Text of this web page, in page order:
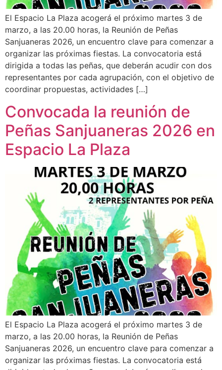
El Espacio La Plaza acogerá el próximo martes 3 de
marzo, a las 20.00 horas, la Reunión de Peñas
Sanjuaneras 2026, un encuentro clave para comenzar a
organizar las próximas fiestas. La convocatoria está
dirigida a todas las peñas, que deberán acudir con dos
representantes por cada agrupación, con el objetivo de
coordinar propuestas, actividades […]
Convocada la reunión de
Peñas Sanjuaneras 2026 en
Espacio La Plaza
El Espacio La Plaza acogerá el próximo martes 3 de
marzo, a las 20.00 horas, la Reunión de Peñas
Sanjuaneras 2026, un encuentro clave para comenzar a
organizar las próximas fiestas. La convocatoria está